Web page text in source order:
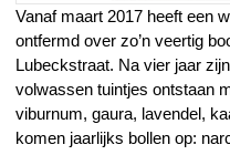
Vanaf maart 2017 heeft een
ontfermd over zo’n veertig
Lubeckstraat. Na vier jaar
volwassen tuintjes ontstaan
viburnum, gaura, lavendel,
komen jaarlijks bollen op: